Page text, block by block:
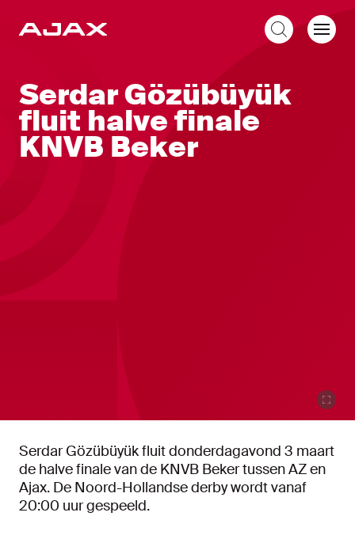
Serdar Gözübüyük
fluit halve finale
KNVB Beker
Serdar Gözübüyük fluit donderdagavond 3 maart
de halve finale van de KNVB Beker tussen AZ en
Ajax. De Noord-Hollandse derby wordt vanaf
20:00 uur gespeeld.